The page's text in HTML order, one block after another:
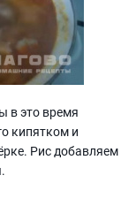
в это время
кипятком и
Рис добавляем